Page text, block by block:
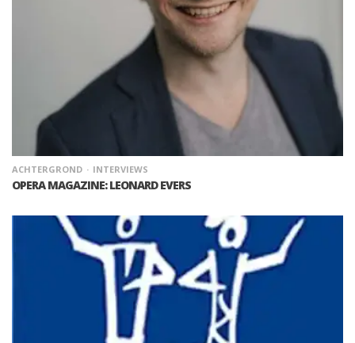
ACHTERGROND INTERVIEWS
OPERA MAGAZINE: LEONARD EVERS